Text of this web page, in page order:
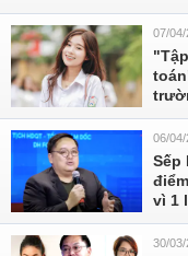
07/04/
06/04/
Sếp
vì 1
30/03/